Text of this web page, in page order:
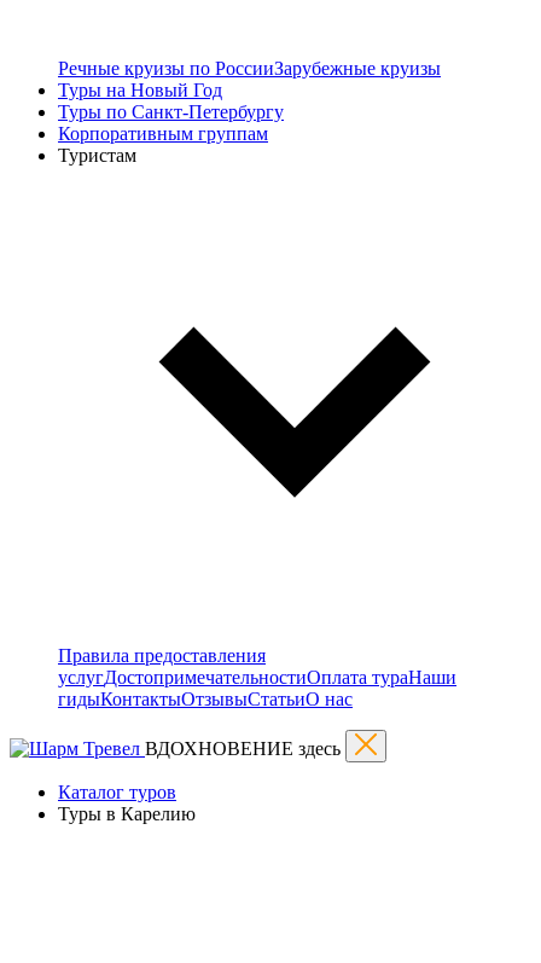
Речные круизы по РоссииЗарубежные круизы
Туры на Новый Год
Туры по Санкт-Петербургу
Корпоративным группам
Туристам
Правила предоставления
услугДостопримечательностиОплата тураНаши
гидыКонтактыОтзывыСтатьиО нас
ВДОХНОВЕНИЕ здесь
Каталог туров
Туры в Карелию